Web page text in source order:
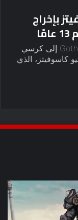
بإخراج
يعود نجم Amélie and Munich ومخرج Gothika إلى كرسي
كاسوفيتز، الذي